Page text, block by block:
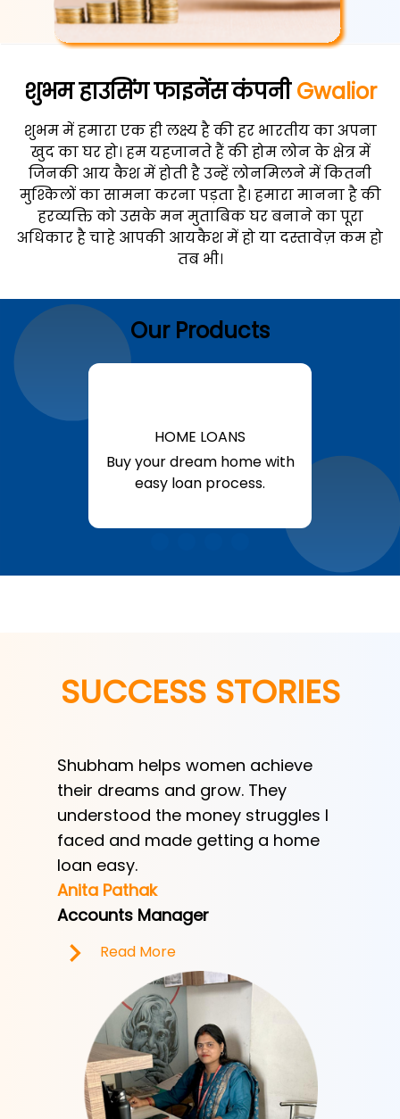
शुभम हाउसिंग फाइनेंस कंपनी Gwalior
शुभम में हमारा एक ही लक्ष्य है की हर भारतीय का अपना
खुद का घर हो। हम यहजानते हैं की होम लोन के क्षेत्र में
जिनकी आय कैश में होती है उन्हें लोनमिलने में कितनी
मुश्किलों का सामना करना पड़ता है। हमारा मानना है की
हरव्यक्ति को उसके मन मुताबिक घर बनाने का पूरा
अधिकार है चाहे आपकी आयकैश में हो या दस्तावेज़ कम हो
तब भी।
Our Products
HOME LOANS
Buy your dream home with
easy loan process.
SUCCESS STORIES
Shubham helps women achieve
their dreams and grow. They
understood the money struggles I
faced and made getting a home
loan easy.
Anita Pathak
Accounts Manager
Read More